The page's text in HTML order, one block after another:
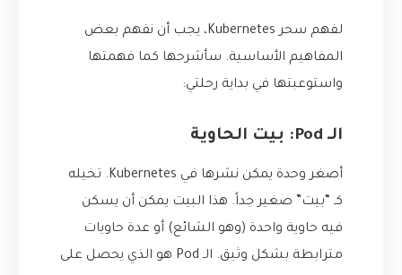
لفهم سحر Kubernetes، يجب أن نفهم بعض
المفاهيم الأساسية. سأشرحها كما فهمتها
واستوعبتها في بداية رحلتي:
الـ Pod: بيت الحاوية
أصغر وحدة يمكن نشرها في Kubernetes. تخيله
كـ “بيت” صغير جداً. هذا البيت يمكن أن يسكن
فيه حاوية واحدة (وهو الشائع) أو عدة حاويات
مترابطة بشكل وثيق. الـ Pod هو الذي يحصل على